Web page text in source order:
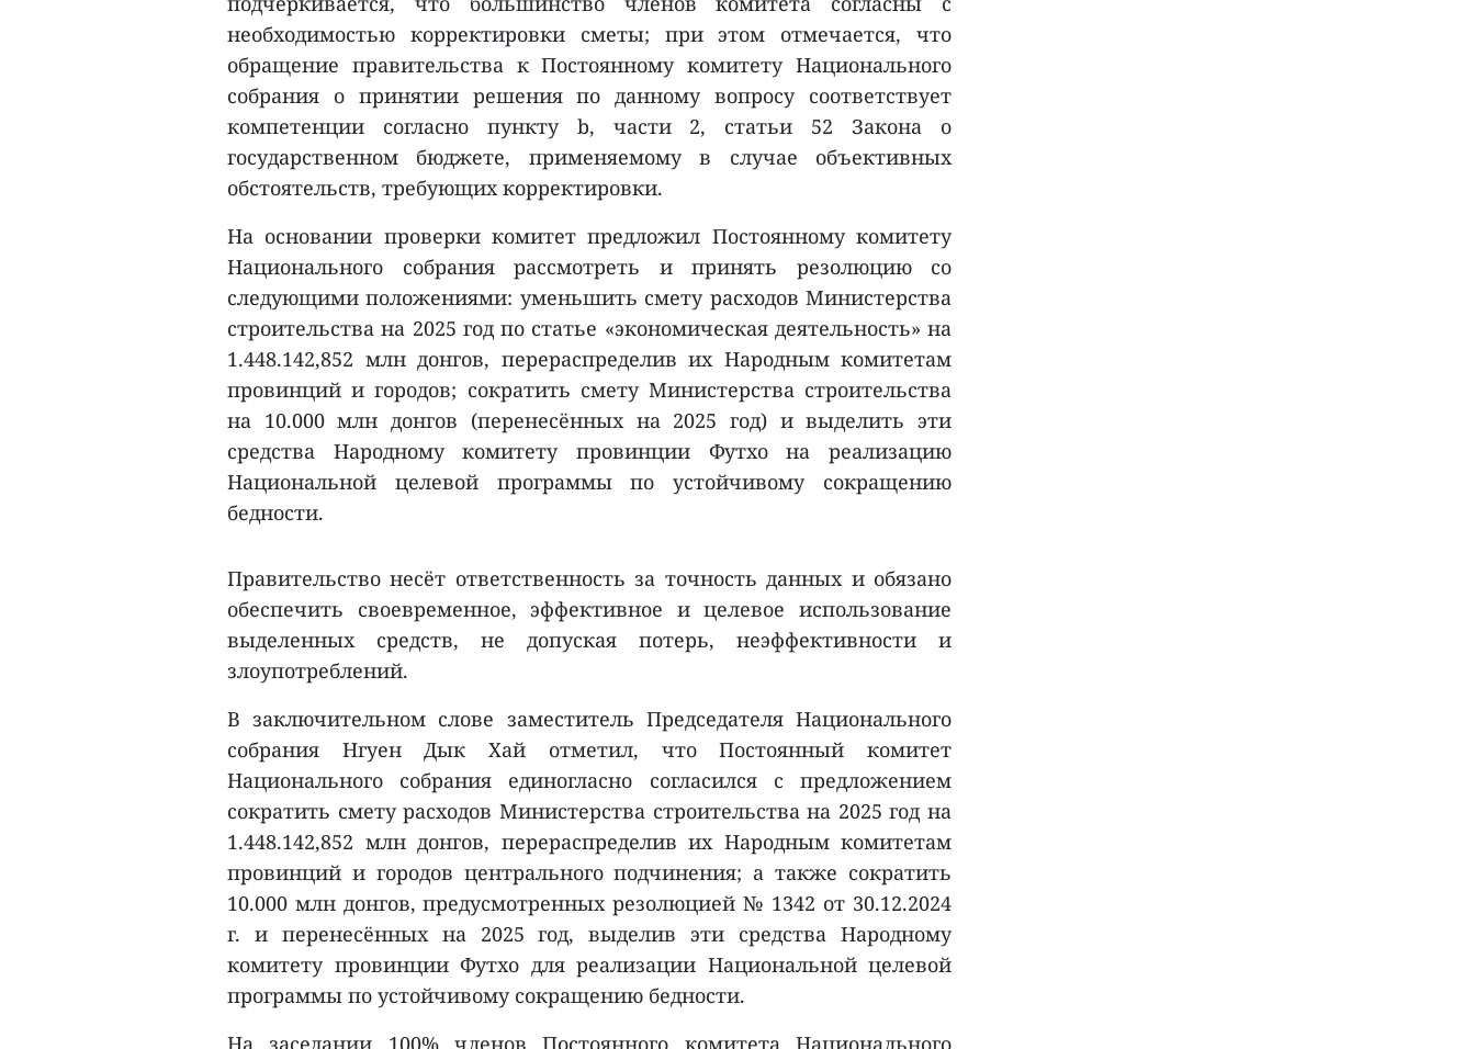
необходимостью корректировки сметы; при этом отмечается, что
обращение правительства к Постоянному комитету Национального
собрания о принятии решения по данному вопросу соответствует
компетенции согласно пункту b, части 2, статьи 52 Закона о
государственном бюджете, применяемому в случае объективных
обстоятельств, требующих корректировки.
На основании проверки комитет предложил Постоянному комитету
Национального собрания рассмотреть и принять резолюцию со
следующими положениями: уменьшить смету расходов Министерства
строительства на 2025 год по статье «экономическая деятельность» на
1.448.142,852 млн донгов, перераспределив их Народным комитетам
провинций и городов; сократить смету Министерства строительства
на 10.000 млн донгов (перенесённых на 2025 год) и выделить эти
средства Народному комитету провинции Футхо на реализацию
Национальной целевой программы по устойчивому сокращению
бедности.
Правительство несёт ответственность за точность данных и обязано
обеспечить своевременное, эффективное и целевое использование
выделенных средств, не допуская потерь, неэффективности и
злоупотреблений.
В заключительном слове заместитель Председателя Национального
собрания Нгуен Дык Хай отметил, что Постоянный комитет
Национального собрания единогласно согласился с предложением
сократить смету расходов Министерства строительства на 2025 год на
1.448.142,852 млн донгов, перераспределив их Народным комитетам
провинций и городов центрального подчинения; а также сократить
10.000 млн донгов, предусмотренных резолюцией № 1342 от 30.12.2024
г. и перенесённых на 2025 год, выделив эти средства Народному
комитету провинции Футхо для реализации Национальной целевой
программы по устойчивому сокращению бедности.
На заседании 100% членов Постоянного комитета Национального